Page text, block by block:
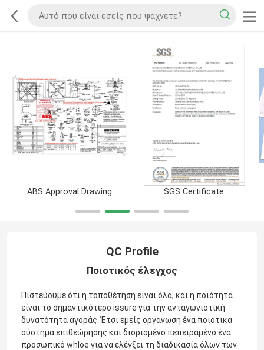
ABS Approval Drawing SGS Certificate
QC Profile
Ποιοτικός έλεγχος
Πιστεύουμε ότι η τοποθέτηση είναι όλα, και η ποιότητα
είναι το σημαντικότερο issure για την ανταγωνιστική
δυνατότητα αγοράς. Έτσι εμείς οργάνωση ένα ποιοτικά
σύστημα επιθεώρησης και διορισμένο πεπειραμένο ένα
προσωπικό whloe για να ελέγξει τη διαδικασία όλων των